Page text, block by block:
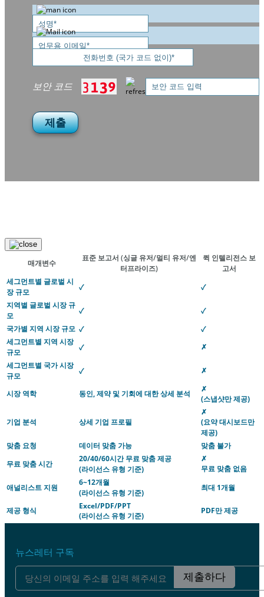
보안 코드
제출
매개변수
표준 보고서 (싱글 유저/멀티 유저/엔
터프라이즈)
퀵 인텔리전스 보
고서
세그먼트별 글로벌 시
장 규모
✓
✓
지역별 글로벌 시장 규
모
✓
✓
국가별 지역 시장 규모 ✓
✓
세그먼트별 지역 시장
규모
✓
✗
세그먼트별 국가 시장
규모
✓ ✗
시장 역학 동인, 제약 및 기회에 대한 상세 분석
✗
(스냅샷만 제공)
기업 분석 상세 기업 프로필
✗
(요약 대시보드만
제공)
맞춤 요청
데이터 맞춤 가능
맞춤 불가
무료 맞춤 시간
20/40/60시간 무료 맞춤 제공
(라이선스 유형 기준)
✗
무료 맞춤 없음
애널리스트 지원
6~12개월
(라이선스 유형 기준)
최대 1개월
제공 형식
Excel/PDF/PPT
(라이선스 유형 기준)
PDF만 제공
뉴스레터 구독
제출하다